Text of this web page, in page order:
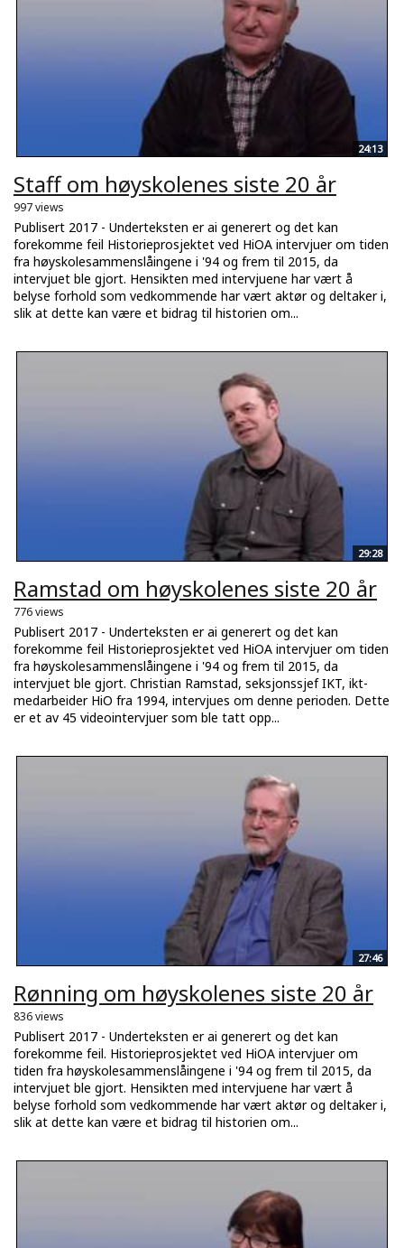
24:13
Staff om høyskolenes siste 20 år
997 views
Publisert 2017 - Underteksten er ai generert og det kan
forekomme feil Historieprosjektet ved HiOA intervjuer om tiden
fra høyskolesammenslåingene i '94 og frem til 2015, da
intervjuet ble gjort. Hensikten med intervjuene har vært å
belyse forhold som vedkommende har vært aktør og deltaker i,
slik at dette kan være et bidrag til historien om...
29:28
Ramstad om høyskolenes siste 20 år
776 views
Publisert 2017 - Underteksten er ai generert og det kan
forekomme feil Historieprosjektet ved HiOA intervjuer om tiden
fra høyskolesammenslåingene i '94 og frem til 2015, da
intervjuet ble gjort. Christian Ramstad, seksjonssjef IKT, ikt-
medarbeider HiO fra 1994, intervjues om denne perioden. Dette
er et av 45 videointervjuer som ble tatt opp...
27:46
Rønning om høyskolenes siste 20 år
836 views
Publisert 2017 - Underteksten er ai generert og det kan
forekomme feil. Historieprosjektet ved HiOA intervjuer om
tiden fra høyskolesammenslåingene i '94 og frem til 2015, da
intervjuet ble gjort. Hensikten med intervjuene har vært å
belyse forhold som vedkommende har vært aktør og deltaker i,
slik at dette kan være et bidrag til historien om...